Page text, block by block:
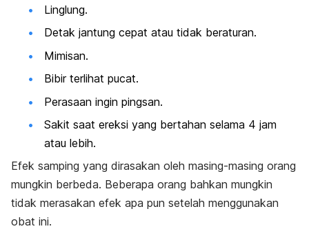
Linglung.
Detak jantung cepat atau tidak beraturan.
Mimisan.
Bibir terlihat pucat.
Perasaan ingin pingsan.
Sakit saat ereksi yang bertahan selama 4 jam
atau lebih.
Efek samping yang dirasakan oleh masing-masing orang
mungkin berbeda. Beberapa orang bahkan mungkin
tidak merasakan efek apa pun setelah menggunakan
obat ini.